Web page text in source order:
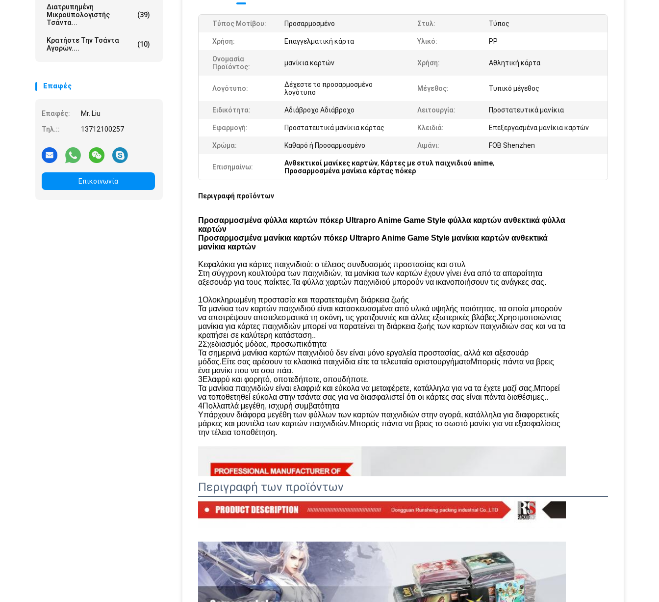
Διατρυπημένη
Μικροϋπολογιστής
Τσάντα...
(39)
Κρατήστε Την Τσάντα
Αγορών....
(10)
Επαφές
Επαφές:
Mr. Liu
Τηλ.::
13712100257
Επικοινωνία
Τύπος Μοτίβου: Προσαρμοσμένο Στυλ: Τύπος
Χρήση: Επαγγελματική κάρτα Υλικό: PP
Ονομασία
Προϊόντος:
μανίκια καρτών Χρήση: Αθλητική κάρτα
Λογότυπο:
Δέχεστε το προσαρμοσμένο
λογότυπο
Μέγεθος: Τυπικό μέγεθος
Ειδικότητα: Αδιάβροχο Αδιάβροχο Λειτουργία: Προστατευτικά μανίκια
Εφαρμογή: Προστατευτικά μανίκια κάρτας Κλειδιά: Επεξεργασμένα μανίκια καρτών
Χρώμα: Καθαρό ή Προσαρμοσμένο Λιμάνι: FOB Shenzhen
Επισημαίνω: Ανθεκτικοί μανίκες καρτών, Κάρτες με στυλ παιχνιδιού anime,
Προσαρμοσμένα μανίκια κάρτας πόκερ
Περιγραφή προϊόντων
Προσαρμοσμένα φύλλα καρτών πόκερ Ultrapro Anime Game Style φύλλα καρτών ανθεκτικά φύλλα
καρτών
Προσαρμοσμένα μανίκια καρτών πόκερ Ultrapro Anime Game Style μανίκια καρτών ανθεκτικά
μανίκια καρτών
Κεφαλάκια για κάρτες παιχνιδιού: ο τέλειος συνδυασμός προστασίας και στυλ
Στη σύγχρονη κουλτούρα των παιχνιδιών, τα μανίκια των καρτών έχουν γίνει ένα από τα απαραίτητα
αξεσουάρ για τους παίκτες.Τα φύλλα χαρτών παιχνιδιού μπορούν να ικανοποιήσουν τις ανάγκες σας.
1Ολοκληρωμένη προστασία και παρατεταμένη διάρκεια ζωής
Τα μανίκια των καρτών παιχνιδιού είναι κατασκευασμένα από υλικά υψηλής ποιότητας, τα οποία μπορούν
να αποτρέψουν αποτελεσματικά τη σκόνη, τις γρατζουνιές και άλλες εξωτερικές βλάβες.Χρησιμοποιώντας
μανίκια για κάρτες παιχνιδιών μπορεί να παρατείνει τη διάρκεια ζωής των καρτών παιχνιδιών σας και να τα
κρατήσει σε καλύτερη κατάσταση..
2Σχεδιασμός μόδας, προσωπικότητα
Τα σημερινά μανίκια καρτών παιχνιδιού δεν είναι μόνο εργαλεία προστασίας, αλλά και αξεσουάρ
μόδας.Είτε σας αρέσουν τα κλασικά παιχνίδια είτε τα τελευταία αριστουργήματαΜπορείς πάντα να βρεις
ένα μανίκι που να σου πάει.
3Ελαφρύ και φορητό, οποτεδήποτε, οπουδήποτε.
Τα μανίκια παιχνιδιών είναι ελαφριά και εύκολα να μεταφέρετε, κατάλληλα για να τα έχετε μαζί σας.Μπορεί
να τοποθετηθεί εύκολα στην τσάντα σας για να διασφαλιστεί ότι οι κάρτες σας είναι πάντα διαθέσιμες..
4Πολλαπλά μεγέθη, ισχυρή συμβατότητα
Υπάρχουν διάφορα μεγέθη των φύλλων των καρτών παιχνιδιών στην αγορά, κατάλληλα για διαφορετικές
μάρκες και μοντέλα των καρτών παιχνιδιών.Μπορείς πάντα να βρεις το σωστό μανίκι για να εξασφαλίσεις
την τέλεια τοποθέτηση.
Περιγραφή των προϊόντων